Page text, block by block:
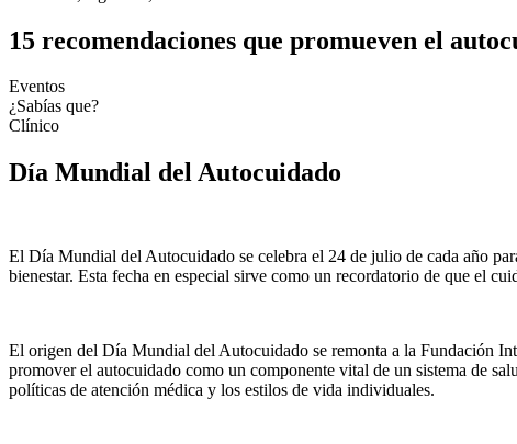
15 recomendaciones que promueven el
Eventos
¿Sabías que?
Clínico
Día Mundial del Autocuidado
El Día Mundial del Autocuidado se celebra el 24 de julio de cada año
bienestar. Esta fecha en especial sirve como un recordatorio de que el
El origen del Día Mundial del Autocuidado se remonta a la Fundación
promover el autocuidado como un componente vital de un sistema de
políticas de atención médica y los estilos de vida individuales.